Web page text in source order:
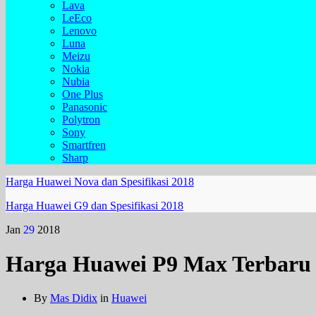
Lava
LeEco
Lenovo
Luna
Meizu
Nokia
Nubia
One Plus
Panasonic
Polytron
Sony
Smartfren
Sharp
Harga Huawei Nova dan Spesifikasi 2018
Harga Huawei G9 dan Spesifikasi 2018
Jan 29 2018
Harga Huawei P9 Max Terbaru
By Mas Didix in Huawei